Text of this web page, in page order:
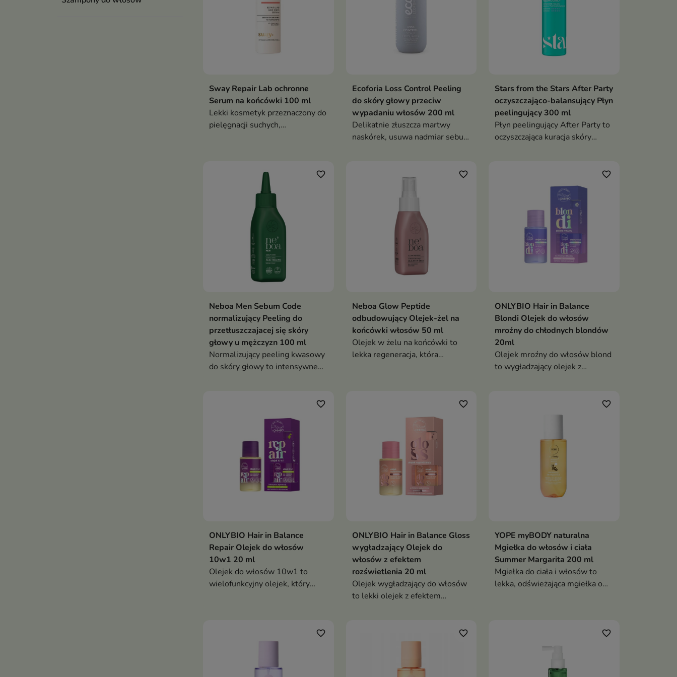
Sway Repair Lab ochronne
Serum na końcówki 100 ml
Lekki kosmetyk przeznaczony do
pielęgnacji suchych,
Ecoforia Loss Control Peeling
do skóry głowy przeciw
wypadaniu włosów 200 ml
Delikatnie złuszcza martwy
naskórek, usuwa nadmiar sebum
Stars from the Stars After Party
oczyszczająco-balansujący Płyn
peelingujący 300 ml
Płyn peelingujący After Party to
oczyszczająca kuracja skóry
favorite_border
Neboa Men Sebum Code
normalizujący Peeling do
przetłuszczajacej się skóry
głowy u mężczyzn 100 ml
Normalizujący peeling kwasowy
do skóry głowy to intensywne
favorite_border
Neboa Glow Peptide
odbudowujący Olejek-żel na
końcówki włosów 50 ml
Olejek w żelu na końcówki to
lekka regeneracja, która
favorite_border
ONLYBIO Hair in Balance
Blondi Olejek do włosów
mroźny do chłodnych blondów
20ml
Olejek mroźny do włosów blond
to wygładzający olejek z
blask i efekt tafli włosom blond
favorite_border
ONLYBIO Hair in Balance
Repair Olejek do włosów
10w1 20 ml
Olejek do włosów 10w1 to
wielofunkcyjny olejek, który
favorite_border
ONLYBIO Hair in Balance Gloss
wygładzający Olejek do
włosów z efektem
rozświetlenia 20 ml
Olejek wygładzający do włosów
to lekki olejek z efektem
favorite_border
YOPE myBODY naturalna
Mgiełka do włosów i ciała
Summer Margarita 200 ml
Mgiełka do ciała i włosów to
lekka, odświeżająca mgiełka o
favorite_border favorite_border favorite_border